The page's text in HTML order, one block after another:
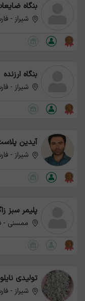
بنگاه
شیراز -
بنگاه ارزنده
شیراز -
آیدین
شیراز -
پلیمر سبز
ممسنی -
تولیدی
شیراز -